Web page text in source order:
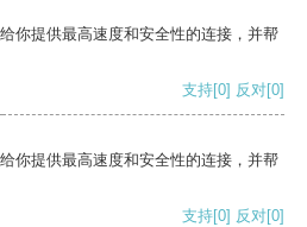
你提供最高速度和安全性的连接，并帮
支持[0] 反对[0]
你提供最高速度和安全性的连接，并帮
支持[0] 反对[0]